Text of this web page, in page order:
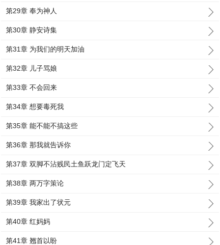
第29章 奉为神人
第30章 静安诗集
第31章 为我们的明天加油
第32章 儿子骂娘
第33章 不会回来
第34章 想要毒死我
第35章 能不能不搞这些
第36章 那我就告诉你
第37章 双脚不沾贱民土鱼跃龙门定飞天
第38章 两万字策论
第39章 我家出了状元
第40章 红妈妈
第41章 翘首以盼